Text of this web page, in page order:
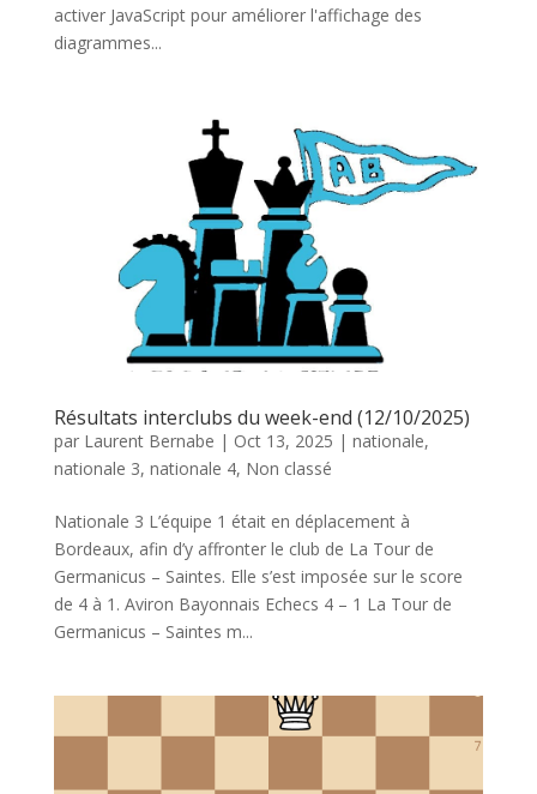
activer JavaScript pour améliorer l'affichage des
diagrammes...
Résultats interclubs du week-end (12/10/2025)
par Laurent Bernabe | Oct 13, 2025 | nationale,
nationale 3, nationale 4, Non classé
Nationale 3 L’équipe 1 était en déplacement à
Bordeaux, afin d’y affronter le club de La Tour de
Germanicus – Saintes. Elle s’est imposée sur le score
de 4 à 1. Aviron Bayonnais Echecs 4 – 1 La Tour de
Germanicus – Saintes m...